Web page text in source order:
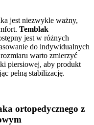
jest niezwykle ważny,
Temblak
jest w różnych
do indywidualnych
warto zmierzyć
piersiowej, aby produkt
pełną stabilizację.
ortopedycznego z